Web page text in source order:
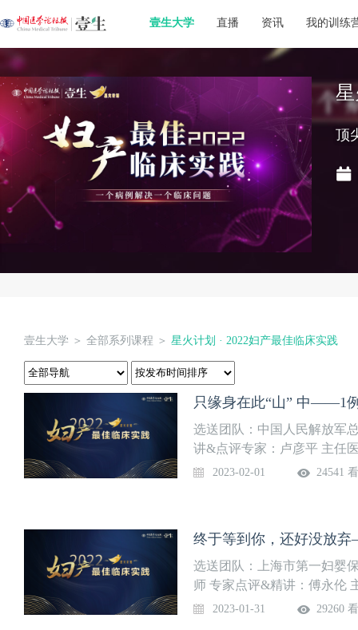
壹生大学 直播 资讯 我的训练
星
顶
壹生大学 ＞ 全部系列课程 ＞ 星火计划 · 2022妇产最佳临床实践
只缘身在此“山” 中——1
选送团队：中国人民解放军
讲&点评专家：卢彦平 主任
2023-02-01 24541
选送团队：上海市第一妇婴
师 专家点评&精讲：傅永伦
2023-01-31 29260